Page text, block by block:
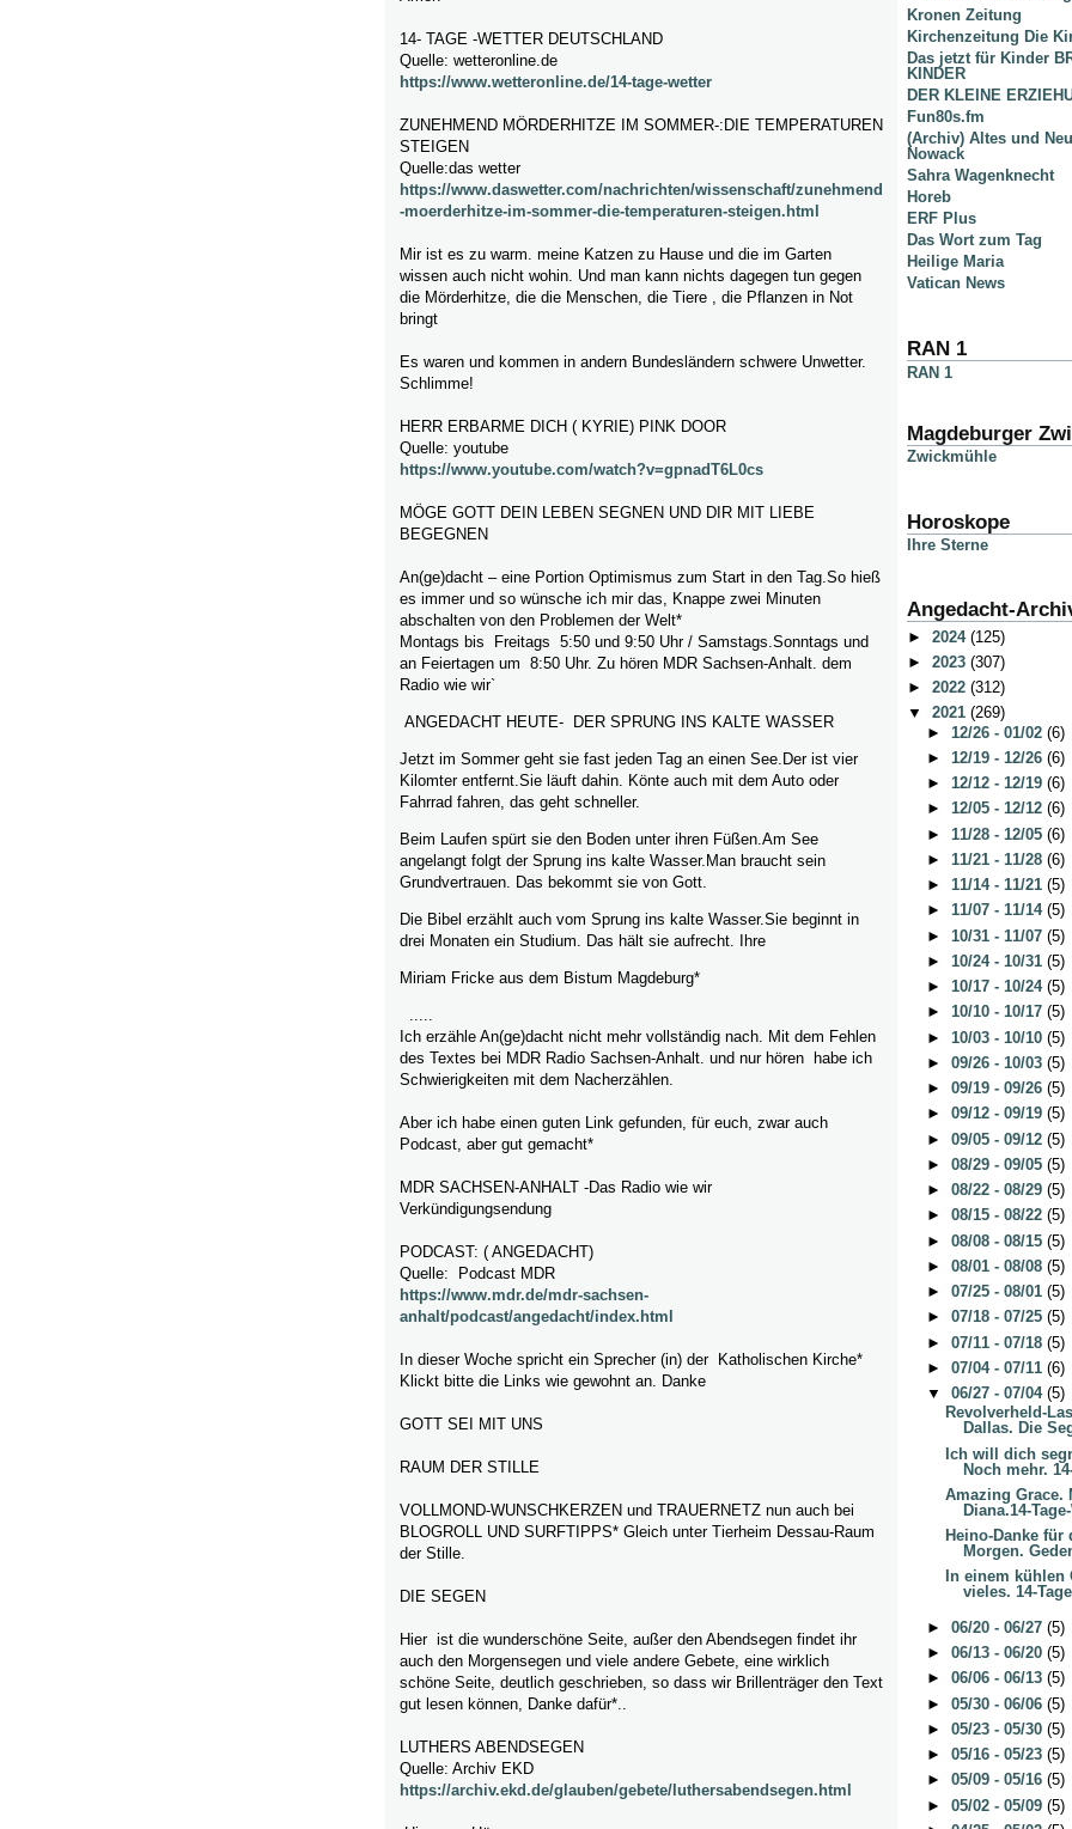
14- TAGE -WETTER DEUTSCHLAND
Quelle: wetteronline.de
https://www.wetteronline.de/14-tage-wetter
ZUNEHMEND MÖRDERHITZE IM SOMMER-:DIE TEMPERATUREN
STEIGEN
Quelle:das wetter
https://www.daswetter.com/nachrichten/wissenschaft/zunehmend
-moerderhitze-im-sommer-die-temperaturen-steigen.html
Mir ist es zu warm. meine Katzen zu Hause und die im Garten
wissen auch nicht wohin. Und man kann nichts dagegen tun gegen
die Mörderhitze, die die Menschen, die Tiere , die Pflanzen in Not
bringt
Es waren und kommen in andern Bundesländern schwere Unwetter.
Schlimme!
HERR ERBARME DICH ( KYRIE) PINK DOOR
Quelle: youtube
https://www.youtube.com/watch?v=gpnadT6L0cs
MÖGE GOTT DEIN LEBEN SEGNEN UND DIR MIT LIEBE
BEGEGNEN
An(ge)dacht – eine Portion Optimismus zum Start in den Tag.So hieß
es immer und so wünsche ich mir das, Knappe zwei Minuten
abschalten von den Problemen der Welt*
Montags bis Freitags 5:50 und 9:50 Uhr / Samstags.Sonntags und
an Feiertagen um 8:50 Uhr. Zu hören MDR Sachsen-Anhalt. dem
Radio wie wir`
ANGEDACHT HEUTE- DER SPRUNG INS KALTE WASSER
Jetzt im Sommer geht sie fast jeden Tag an einen See.Der ist vier
Kilomter entfernt.Sie läuft dahin. Könte auch mit dem Auto oder
Fahrrad fahren, das geht schneller.
Beim Laufen spürt sie den Boden unter ihren Füßen.Am See
angelangt folgt der Sprung ins kalte Wasser.Man braucht sein
Grundvertrauen. Das bekommt sie von Gott.
Die Bibel erzählt auch vom Sprung ins kalte Wasser.Sie beginnt in
drei Monaten ein Studium. Das hält sie aufrecht. Ihre
Miriam Fricke aus dem Bistum Magdeburg*
.....
Ich erzähle An(ge)dacht nicht mehr vollständig nach. Mit dem Fehlen
des Textes bei MDR Radio Sachsen-Anhalt. und nur hören habe ich
Schwierigkeiten mit dem Nacherzählen.
Aber ich habe einen guten Link gefunden, für euch, zwar auch
Podcast, aber gut gemacht*
MDR SACHSEN-ANHALT -Das Radio wie wir
Verkündigungsendung
PODCAST: ( ANGEDACHT)
Quelle: Podcast MDR
https://www.mdr.de/mdr-sachsen-
anhalt/podcast/angedacht/index.html
In dieser Woche spricht ein Sprecher (in) der Katholischen Kirche*
Klickt bitte die Links wie gewohnt an. Danke
GOTT SEI MIT UNS
RAUM DER STILLE
VOLLMOND-WUNSCHKERZEN und TRAUERNETZ nun auch bei
BLOGROLL UND SURFTIPPS* Gleich unter Tierheim Dessau-Raum
der Stille.
DIE SEGEN
Hier ist die wunderschöne Seite, außer den Abendsegen findet ihr
auch den Morgensegen und viele andere Gebete, eine wirklich
schöne Seite, deutlich geschrieben, so dass wir Brillenträger den Text
gut lesen können, Danke dafür*..
LUTHERS ABENDSEGEN
Quelle: Archiv EKD
https://archiv.ekd.de/glauben/gebete/luthersabendsegen.html
Kronen Zeitung
Kirchenzeitung Die
Das jetzt für Kinder
KINDER
DER KLEINE
Fun80s.fm
(Archiv) Altes und
Nowack
Sahra Wagenknecht
Horeb
ERF Plus
Das Wort zum Tag
Heilige Maria
Vatican News
RAN 1
RAN 1
Magdeburger
Zwickmühle
Horoskope
Ihre Sterne
Angedacht-
► 2024 (125)
► 2023 (307)
► 2022 (312)
▼ 2021 (269)
► 12/26 - 01/02 (6)
► 12/19 - 12/26 (6)
► 12/12 - 12/19 (6)
► 12/05 - 12/12 (6)
► 11/28 - 12/05 (6)
► 11/21 - 11/28 (6)
► 11/14 - 11/21 (5)
► 11/07 - 11/14 (5)
► 10/31 - 11/07 (5)
► 10/24 - 10/31 (5)
► 10/17 - 10/24 (5)
► 10/10 - 10/17 (5)
► 10/03 - 10/10 (5)
► 09/26 - 10/03 (5)
► 09/19 - 09/26 (5)
► 09/12 - 09/19 (5)
► 09/05 - 09/12 (5)
► 08/29 - 09/05 (5)
► 08/22 - 08/29 (5)
► 08/15 - 08/22 (5)
► 08/08 - 08/15 (5)
► 08/01 - 08/08 (5)
► 07/25 - 08/01 (5)
► 07/18 - 07/25 (5)
► 07/11 - 07/18 (5)
► 07/04 - 07/11 (6)
▼ 06/27 - 07/04 (5)
Revolverheld-
Dallas. Die
Ich will dich
Noch mehr.
Amazing Grace.
Diana.14-
Heino-Danke für
Morgen.
In einem kühlen
vieles. 14-
► 06/20 - 06/27 (5)
► 06/13 - 06/20 (5)
► 06/06 - 06/13 (5)
► 05/30 - 06/06 (5)
► 05/23 - 05/30 (5)
► 05/16 - 05/23 (5)
► 05/09 - 05/16 (5)
► 05/02 - 05/09 (5)